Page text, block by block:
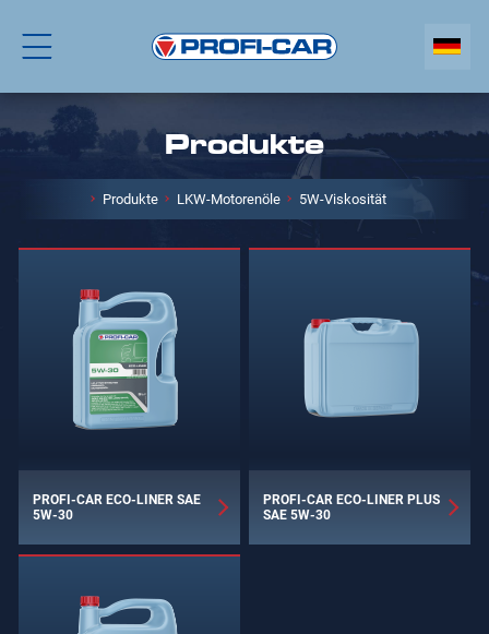
Produkte
Produkte LKW-Motorenöle 5W-Viskosität
PROFI-CAR ECO-LINER SAE
5W-30
PROFI-CAR ECO-LINER PLUS
SAE 5W-30